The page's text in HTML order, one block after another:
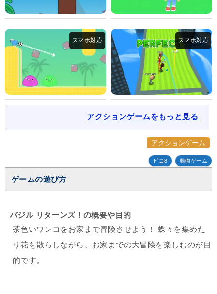
アクションゲームをもっと見る
アクションゲーム
ピコ8 動物ゲーム
ゲームの遊び方
バジル リターンズ！の概要や目的
茶色いワンコをお家まで冒険させよう！ 蝶々を集めた
り花を散らしながら、お家までの大冒険を楽しむのが目
的です。